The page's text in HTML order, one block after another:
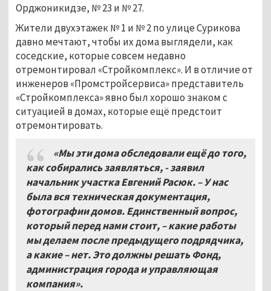
Орджоникидзе, № 23 и № 27.
Жители двухэтажек № 1 и № 2 по улице Сурикова
давно мечтают, чтобы их дома выглядели, как
соседские, которые совсем недавно
отремонтировал «Стройкомплекс». И в отличие от
инженеров «Промстройсервиса» представитель
«Стройкомплекса» явно был хорошо знаком с
ситуацией в домах, которые ещё предстоит
отремонтировать.
«Мы эти дома обследовали ещё до того,
как собирались заявляться, - заявил
начальник участка Евгений Расюк. – У нас
была вся техническая документация,
фотографии домов. Единственный вопрос,
который перед нами стоит, – какие работы
мы делаем после предыдущего подрядчика,
а какие – нет. Это должны решать Фонд,
администрация города и управляющая
компания».